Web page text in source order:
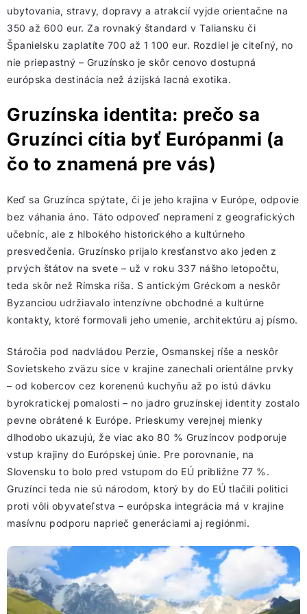
ubytovania, stravy, dopravy a atrakcií vyjde orientačne na
350 až 600 eur. Za rovnaký štandard v Taliansku či
Španielsku zaplatíte 700 až 1 100 eur. Rozdiel je citeľný, no
nie priepastný – Gruzínsko je skôr cenovo dostupná
európska destinácia než ázijská lacná exotika.
Gruzínska identita: prečo sa
Gruzínci cítia byť Európanmi (a
čo to znamená pre vás)
Keď sa Gruzínca spýtate, či je jeho krajina v Európe, odpovie
bez váhania áno. Táto odpoveď nepramení z geografických
učebníc, ale z hlbokého historického a kultúrneho
presvedčenia. Gruzínsko prijalo kresťanstvo ako jeden z
prvých štátov na svete – už v roku 337 nášho letopočtu,
teda skôr než Rímska ríša. S antickým Gréckom a neskôr
Byzanciou udržiavalo intenzívne obchodné a kultúrne
kontakty, ktoré formovali jeho umenie, architektúru aj písmo.
Stáročia pod nadvládou Perzie, Osmanskej ríše a neskôr
Sovietskeho zväzu síce v krajine zanechali orientálne prvky
– od kobercov cez korenenú kuchyňu až po istú dávku
byrokratickej pomalosti – no jadro gruzínskej identity zostalo
pevne obrátené k Európe. Prieskumy verejnej mienky
dlhodobo ukazujú, že viac ako 80 % Gruzíncov podporuje
vstup krajiny do Európskej únie. Pre porovnanie, na
Slovensku to bolo pred vstupom do EÚ približne 77 %.
Gruzínci teda nie sú národom, ktorý by do EÚ tlačili politici
proti vôli obyvateľstva – európska integrácia má v krajine
masívnu podporu naprieč generáciami aj regiónmi.